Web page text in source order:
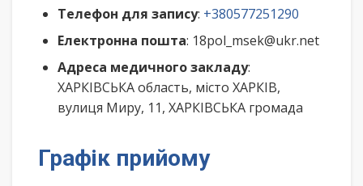
Телефон для запису: +380577251290
Електронна пошта: 18pol_msek@ukr.net
Адреса медичного закладу:
ХАРКІВСЬКА область, місто ХАРКІВ,
вулиця Миру, 11, ХАРКІВСЬКА громада
Графік прийому